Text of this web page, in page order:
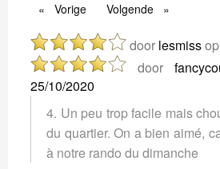
Vorige VorigeVolgende Volgende
door lesmissop
door
25/10/2020
4. Un peu trop facile mais
du quartier. On a bien aimé,
à notre rando du dimanche